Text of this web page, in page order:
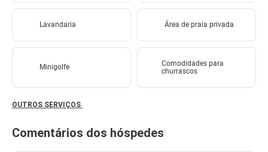
Lavandaria Área de praia privada
Minigolfe
Comodidades para
churrascos
OUTROS SERVIÇOS
Comentários dos hóspedes